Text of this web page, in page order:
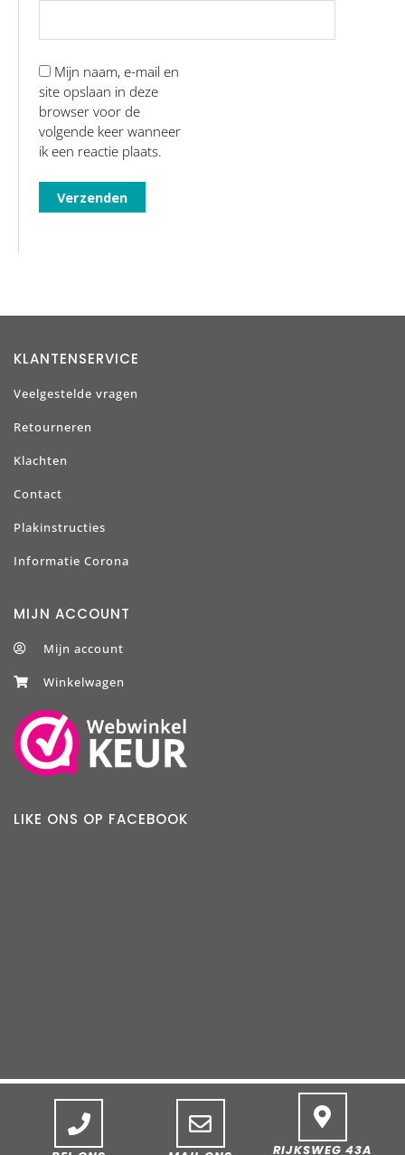
Mijn naam, e-mail en
site opslaan in deze
browser voor de
volgende keer wanneer
ik een reactie plaats.
KLANTENSERVICE
Veelgestelde vragen
Retourneren
Klachten
Contact
Plakinstructies
Informatie Corona
MIJN ACCOUNT
Mijn account
Winkelwagen
LIKE ONS OP FACEBOOK
RIJKSWEG 43A